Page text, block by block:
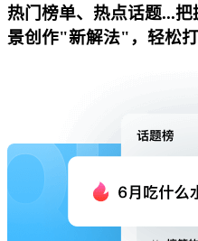
热门榜单、热点话题...
景创作"新解法"，轻松打